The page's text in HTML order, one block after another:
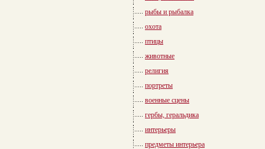
рыбы и рыбалка
охота
птицы
животные
религия
портреты
военные сцены
гербы, геральдика
интерьеры
предметы интерьера